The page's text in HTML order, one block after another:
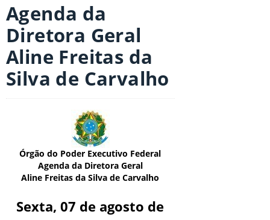
Agenda da
Diretora Geral
Aline Freitas da
Silva de Carvalho
Órgão do Poder Executivo Federal
Agenda da Diretora Geral
Aline Freitas da Silva de Carvalho
Sexta, 07 de agosto de